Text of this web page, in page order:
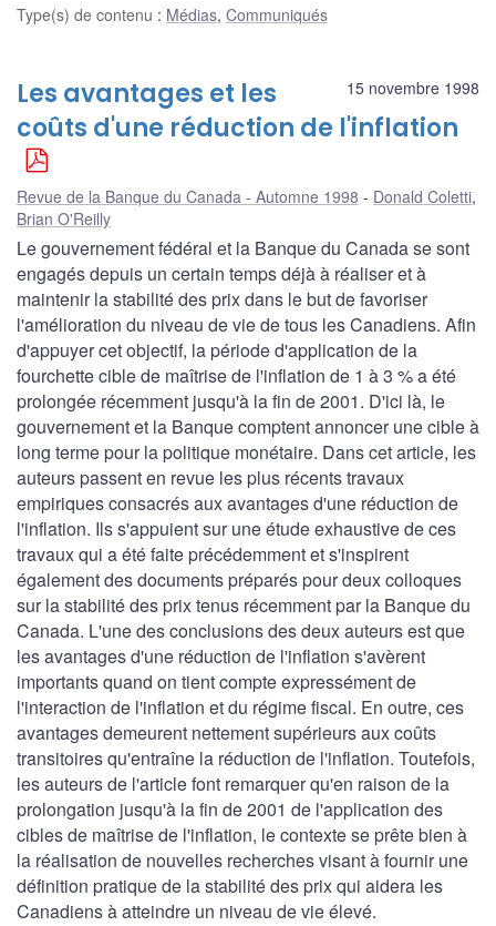
Type(s) de contenu : Médias, Communiqués
15 novembre 1998
Les avantages et les
coûts d'une réduction de l'inflation
Revue de la Banque du Canada - Automne 1998 Donald Coletti,
Brian O'Reilly
Le gouvernement fédéral et la Banque du Canada se sont
engagés depuis un certain temps déjà à réaliser et à
maintenir la stabilité des prix dans le but de favoriser
l'amélioration du niveau de vie de tous les Canadiens. Afin
d'appuyer cet objectif, la période d'application de la
fourchette cible de maîtrise de l'inflation de 1 à 3 % a été
prolongée récemment jusqu'à la fin de 2001. D'ici là, le
gouvernement et la Banque comptent annoncer une cible à
long terme pour la politique monétaire. Dans cet article, les
auteurs passent en revue les plus récents travaux
empiriques consacrés aux avantages d'une réduction de
l'inflation. Ils s'appuient sur une étude exhaustive de ces
travaux qui a été faite précédemment et s'inspirent
également des documents préparés pour deux colloques
sur la stabilité des prix tenus récemment par la Banque du
Canada. L'une des conclusions des deux auteurs est que
les avantages d'une réduction de l'inflation s'avèrent
importants quand on tient compte expressément de
l'interaction de l'inflation et du régime fiscal. En outre, ces
avantages demeurent nettement supérieurs aux coûts
transitoires qu'entraîne la réduction de l'inflation. Toutefois,
les auteurs de l'article font remarquer qu'en raison de la
prolongation jusqu'à la fin de 2001 de l'application des
cibles de maîtrise de l'inflation, le contexte se prête bien à
la réalisation de nouvelles recherches visant à fournir une
définition pratique de la stabilité des prix qui aidera les
Canadiens à atteindre un niveau de vie élevé.